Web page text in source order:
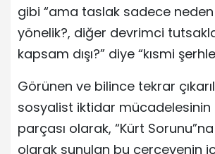
gibi “ama taslak sadece neden
yönelik?, diğer devrimci
kapsam dışı?” diye “kısmi
Görünen ve bilince tekrar
sosyalist iktidar mücadelesinin
parçası olarak, “Kürt
olarak sunulan bu çerçevenin